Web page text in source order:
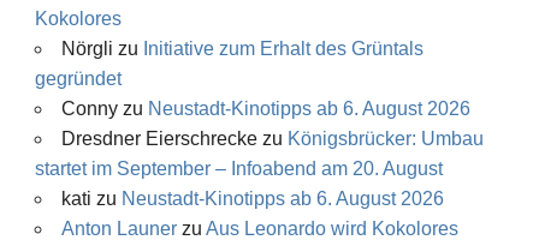
Kokolores
Nörgli zu Initiative zum Erhalt des Grüntals
gegründet
Connyzu Neustadt-Kinotipps ab 6. August 2026
Dresdner Eierschreckezu Königsbrücker: Umbau
startet im September – Infoabend am 20. August
kati zu Neustadt-Kinotipps ab 6. August 2026
Anton Launerzu Aus Leonardo wird Kokolores